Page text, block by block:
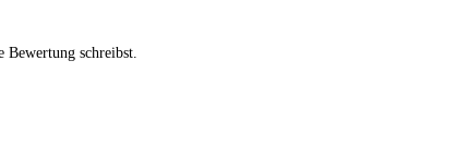
Bewertung schreibst.